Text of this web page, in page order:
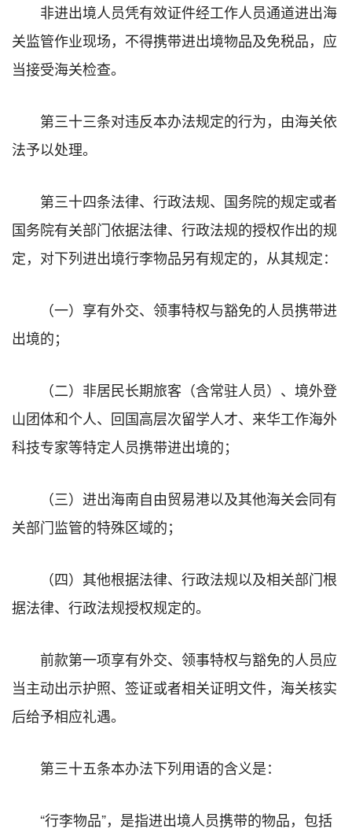
非进出境人员凭有效证件经工作人员通道进出海
关监管作业现场，不得携带进出境物品及免税品，应
当接受海关检查。
第三十三条对违反本办法规定的行为，由海关依
法予以处理。
第三十四条法律、行政法规、国务院的规定或者
国务院有关部门依据法律、行政法规的授权作出的规
定，对下列进出境行李物品另有规定的，从其规定：
（一）享有外交、领事特权与豁免的人员携带进
出境的；
（二）非居民长期旅客（含常驻人员）、境外登
山团体和个人、回国高层次留学人才、来华工作海外
科技专家等特定人员携带进出境的；
（三）进出海南自由贸易港以及其他海关会同有
关部门监管的特殊区域的；
（四）其他根据法律、行政法规以及相关部门根
据法律、行政法规授权规定的。
前款第一项享有外交、领事特权与豁免的人员应
当主动出示护照、签证或者相关证明文件，海关核实
后给予相应礼遇。
第三十五条本办法下列用语的含义是：
“行李物品”，是指进出境人员携带的物品，包括